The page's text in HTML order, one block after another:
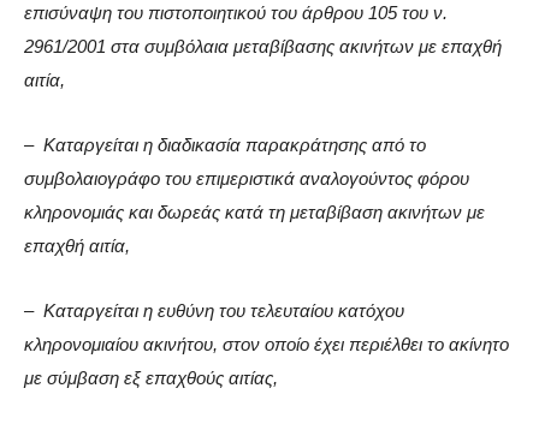
επισύναψη του πιστοποιητικού του άρθρου 105 του ν.
2961/2001 στα συμβόλαια μεταβίβασης ακινήτων με επαχθή
αιτία,
– Καταργείται η διαδικασία παρακράτησης από το
συμβολαιογράφο του επιμεριστικά αναλογούντος φόρου
κληρονομιάς και δωρεάς κατά τη μεταβίβαση ακινήτων με
επαχθή αιτία,
– Καταργείται η ευθύνη του τελευταίου κατόχου
κληρονομιαίου ακινήτου, στον οποίο έχει περιέλθει το ακίνητο
με σύμβαση εξ επαχθούς αιτίας,